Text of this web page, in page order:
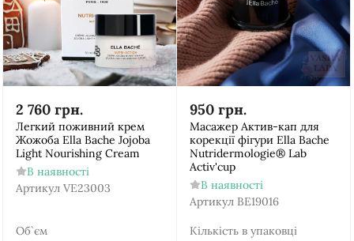
2 760 грн.
Легкий поживний крем
Жожоба Ella Bache Jojoba
Light Nourishing Cream
В наявності
Артикул VE23003
Об`єм
950 грн.
Масажер Актив-кап для
корекції фігури Ella Bache
Nutridermologie® Lab
Activ'cup
В наявності
Артикул BE19016
Кількість в упаковці